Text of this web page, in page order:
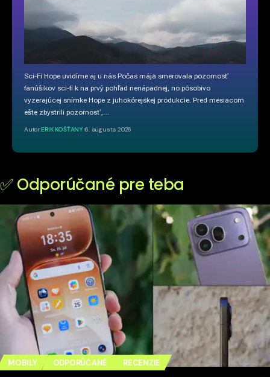
Sci-Fi Hope uvidíme aj u nás Počas mája smerovala pozornosť
fanúšikov sci-fi k na prvý pohľad nenápadnej, no pôsobivo
vyzerajúcej snímke Hope z juhokórejskej produkcie. Pred mesiacom
ešte zbystrili pozornosť,…
Autor:ERIK KOŠŤANY 6. augusta 2026
✅ Odporúčané pre teba
MOBILY ODPORÚČANÉ RECENZIE